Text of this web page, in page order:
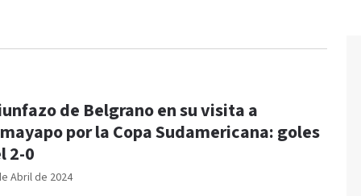
Abril de 2024
de Belgrano en su visita a
por la Copa Sudamericana: goles
2-0